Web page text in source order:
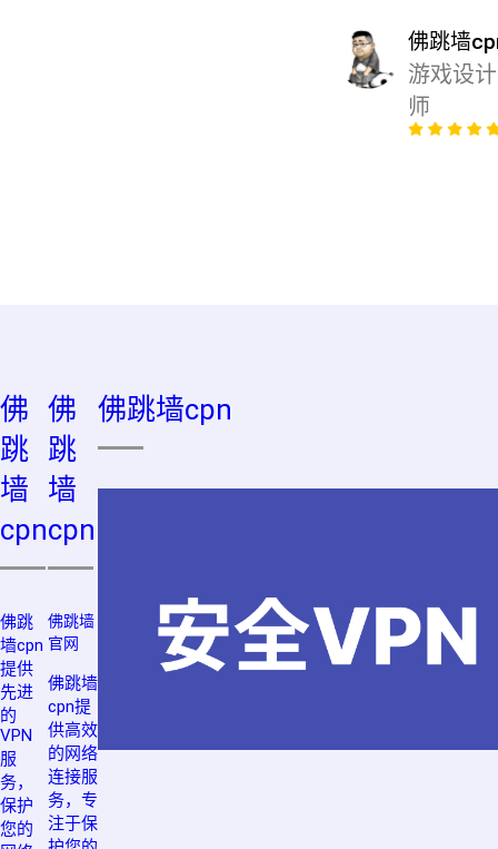
佛跳墙
游戏设计
师
佛
跳
墙
cpn
佛跳
墙cpn
提供
先进
的
VPN
服
务，
保护
您的
佛
跳
墙
cpn
佛跳墙
官网
佛跳墙
cpn提
供高效
的网络
连接服
务，专
注于保
佛跳墙cpn